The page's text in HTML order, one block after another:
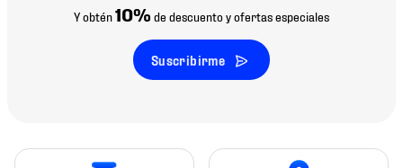
Y obtén10% de descuento y ofertas especiales
Suscribirme